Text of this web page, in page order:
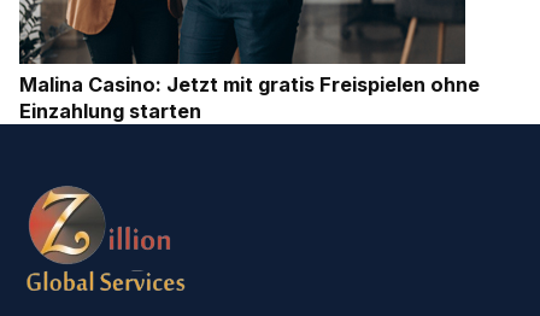
Malina Casino: Jetzt mit gratis Freispielen ohne
Einzahlung starten